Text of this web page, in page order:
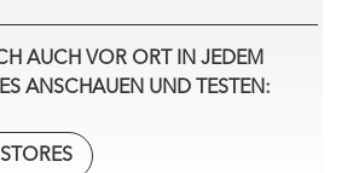
AUCH VOR ORT IN JEDEM
ANSCHAUEN UND TESTEN: